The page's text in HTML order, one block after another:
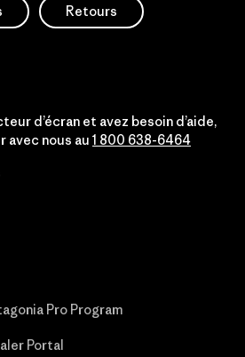
Retours
d’écran et avez besoin d’aide,
avec nous au 1 800 638-6464
Pro Program
Portal